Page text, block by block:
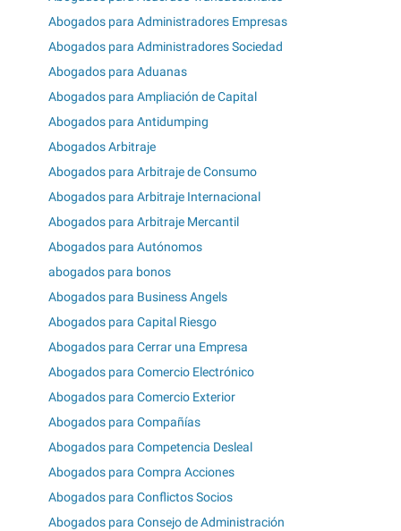
Abogados para Administradores Empresas
Abogados para Administradores Sociedad
Abogados para Aduanas
Abogados para Ampliación de Capital
Abogados para Antidumping
Abogados Arbitraje
Abogados para Arbitraje de Consumo
Abogados para Arbitraje Internacional
Abogados para Arbitraje Mercantil
Abogados para Autónomos
abogados para bonos
Abogados para Business Angels
Abogados para Capital Riesgo
Abogados para Cerrar una Empresa
Abogados para Comercio Electrónico
Abogados para Comercio Exterior
Abogados para Compañías
Abogados para Competencia Desleal
Abogados para Compra Acciones
Abogados para Conflictos Socios
Abogados para Consejo de Administración